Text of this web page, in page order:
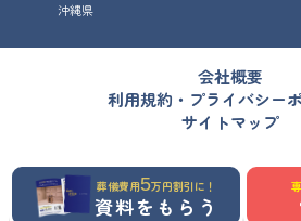
沖縄県
会社概要
利用規約・プライバシー
サイトマップ
葬儀費用5万円割引に！
資料をもらう